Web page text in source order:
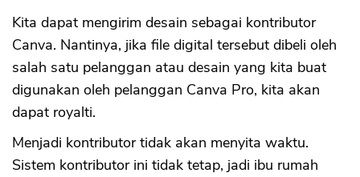
Kita dapat mengirim desain sebagai kontributor
Canva. Nantinya, jika file digital tersebut dibeli oleh
salah satu pelanggan atau desain yang kita buat
digunakan oleh pelanggan Canva Pro, kita akan
dapat royalti.
Menjadi kontributor tidak akan menyita waktu.
Sistem kontributor ini tidak tetap, jadi ibu rumah